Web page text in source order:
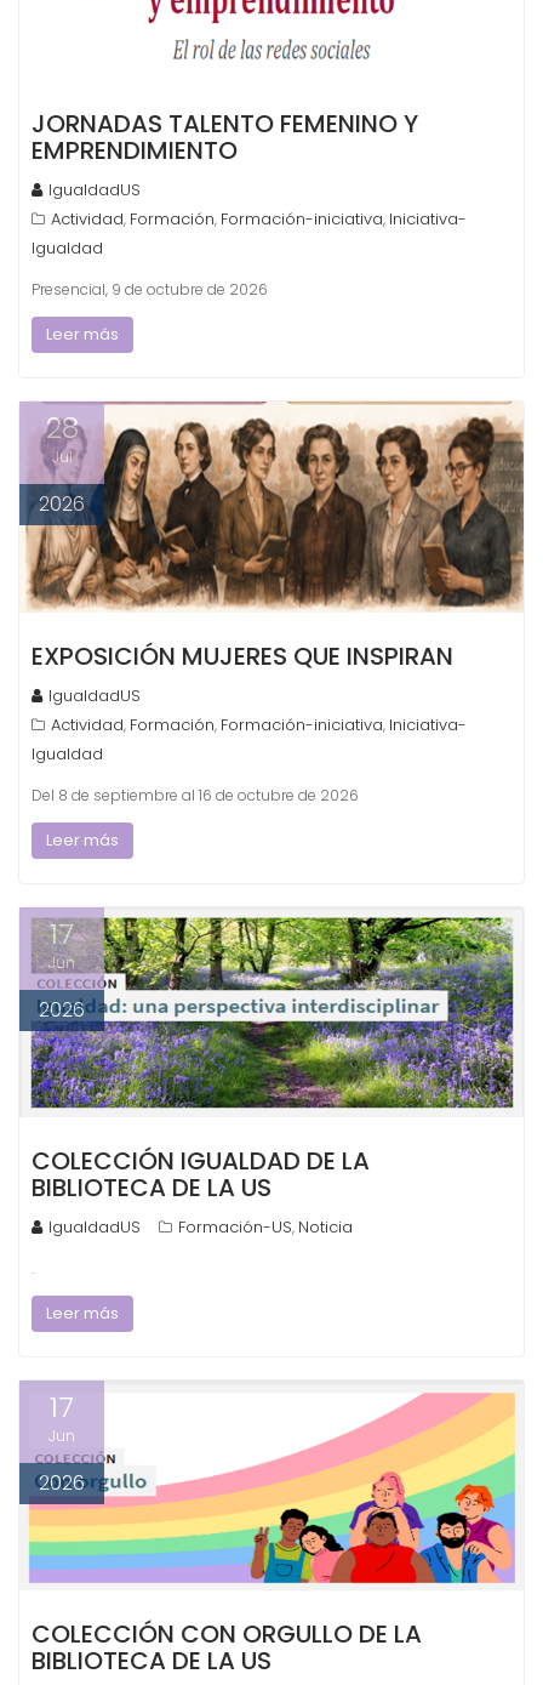
JORNADAS TALENTO FEMENINO Y
EMPRENDIMIENTO
IgualdadUS
Actividad, Formación, Formación-iniciativa, Iniciativa-
Igualdad
Presencial, 9 de octubre de 2026
Leer más
28
Jul
2026
EXPOSICIÓN MUJERES QUE INSPIRAN
IgualdadUS
Actividad, Formación, Formación-iniciativa, Iniciativa-
Igualdad
Del 8 de septiembre al 16 de octubre de 2026
Leer más
17
Jun
2026
COLECCIÓN IGUALDAD DE LA
BIBLIOTECA DE LA US
IgualdadUS Formación-US, Noticia
.
Leer más
17
Jun
2026
COLECCIÓN CON ORGULLO DE LA
BIBLIOTECA DE LA US